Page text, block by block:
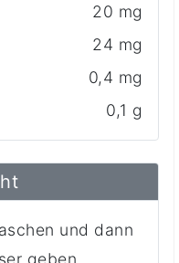
20 mg
24 mg
0,4 mg
0,1 g
und dann
geben